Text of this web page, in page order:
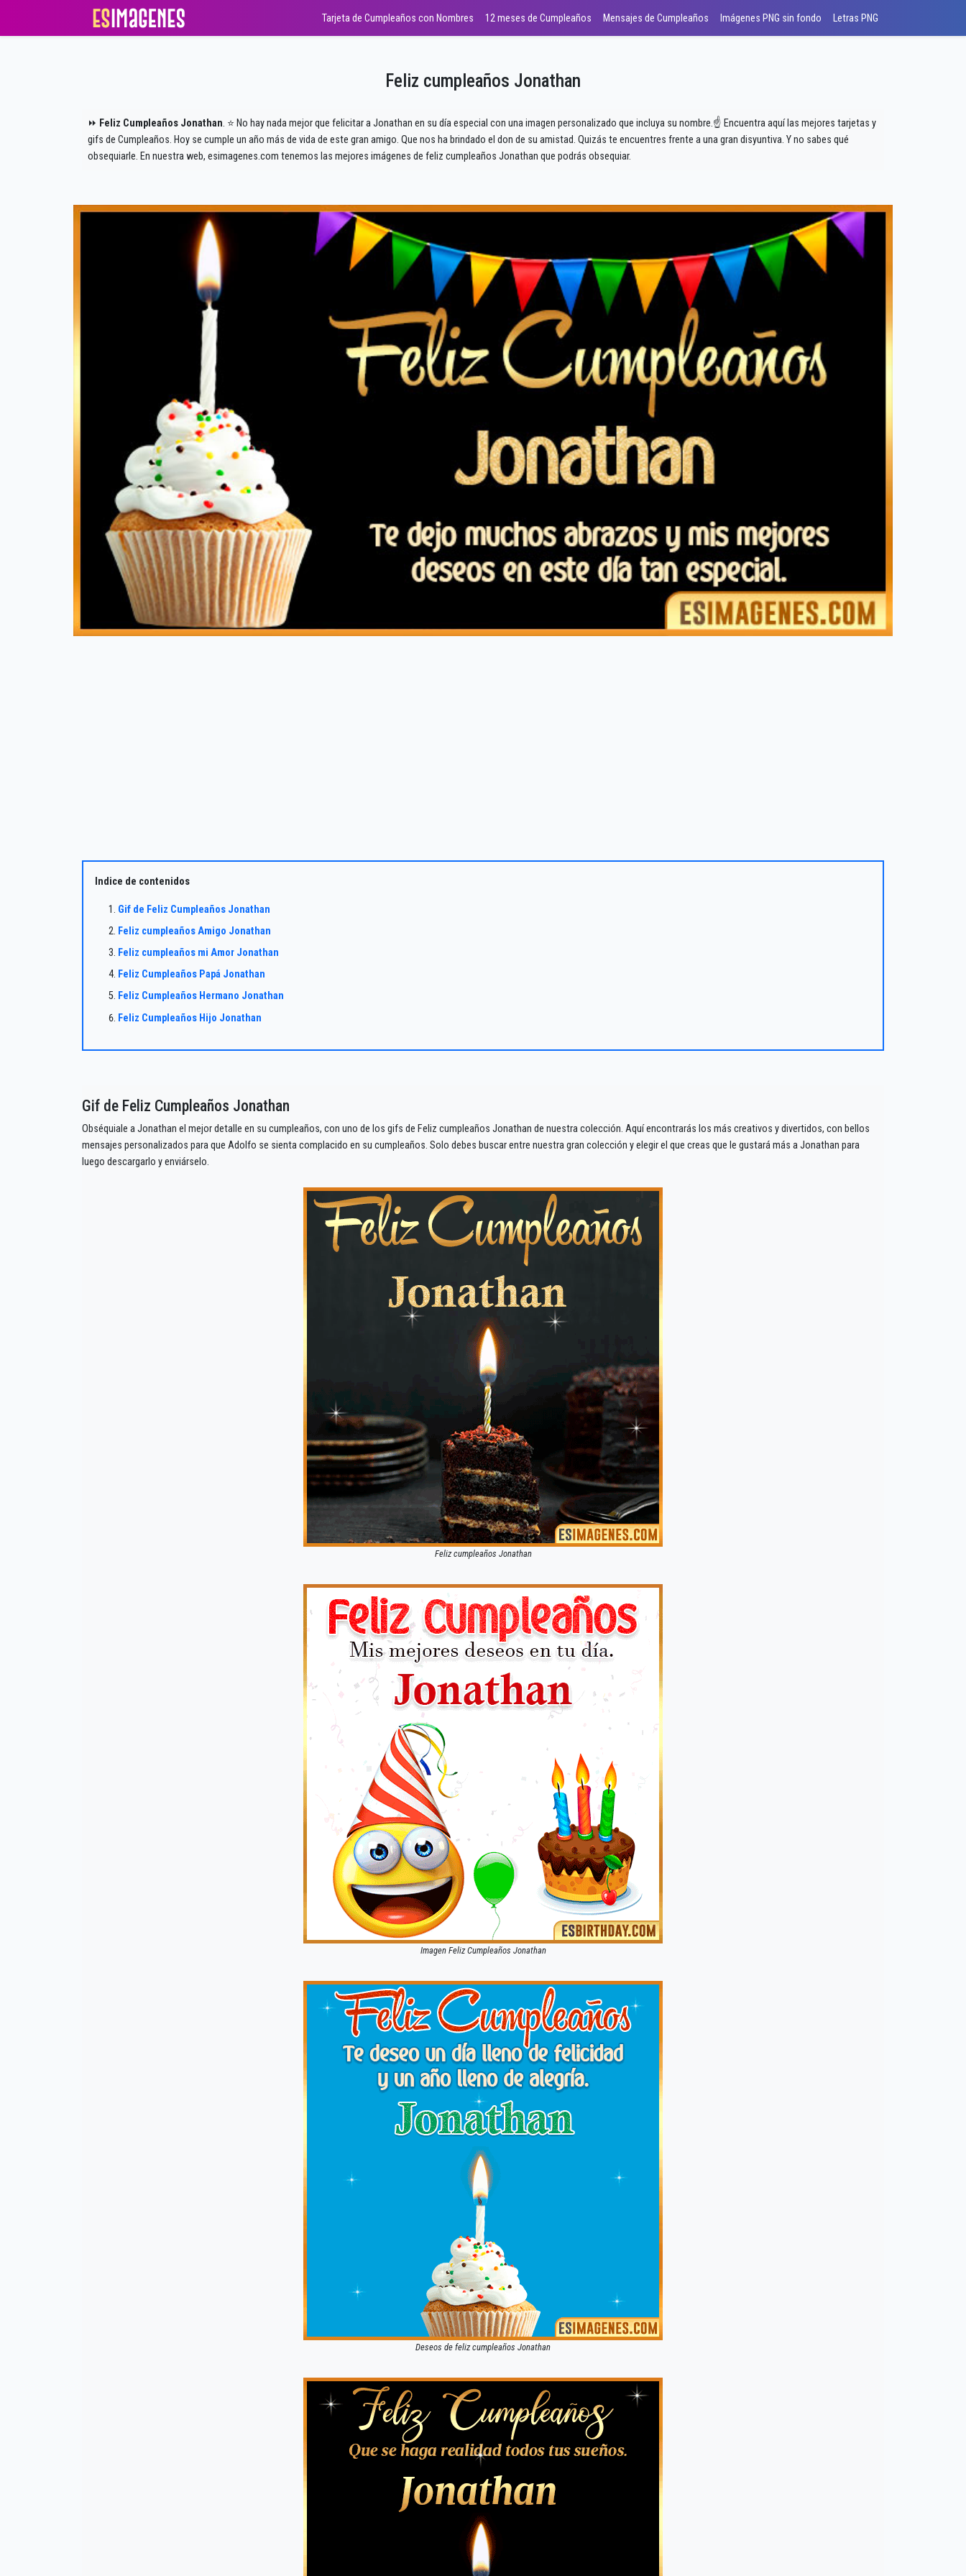
Tarjeta de Cumpleaños con Nombres 12 meses de Cumpleaños Mensajes de Cumpleaños Imágenes PNG sin fondo Letras PNG
Feliz cumpleaños Jonathan
⏩ Feliz Cumpleaños Jonathan. ⭐ No hay nada mejor que felicitar a Jonathan en su día especial con una imagen personalizado que incluya su nombre.☝ Encuentra aquí las mejores tarjetas y
gifs de Cumpleaños. Hoy se cumple un año más de vida de este gran amigo. Que nos ha brindado el don de su amistad. Quizás te encuentres frente a una gran disyuntiva. Y no sabes qué
obsequiarle. En nuestra web, esimagenes.com tenemos las mejores imágenes de feliz cumpleaños Jonathan que podrás obsequiar.
Indice de contenidos
Gif de Feliz Cumpleaños Jonathan
Feliz cumpleaños Amigo Jonathan
Feliz cumpleaños mi Amor Jonathan
Feliz Cumpleaños Papá Jonathan
Feliz Cumpleaños Hermano Jonathan
Feliz Cumpleaños Hijo Jonathan
Gif de Feliz Cumpleaños Jonathan
Obséquiale a Jonathan el mejor detalle en su cumpleaños, con uno de los gifs de Feliz cumpleaños Jonathan de nuestra colección. Aquí encontrarás los más creativos y divertidos, con bellos
mensajes personalizados para que Adolfo se sienta complacido en su cumpleaños. Solo debes buscar entre nuestra gran colección y elegir el que creas que le gustará más a Jonathan para
luego descargarlo y enviárselo.
Feliz cumpleaños Jonathan
Imagen Feliz Cumpleaños Jonathan
Deseos de feliz cumpleaños Jonathan